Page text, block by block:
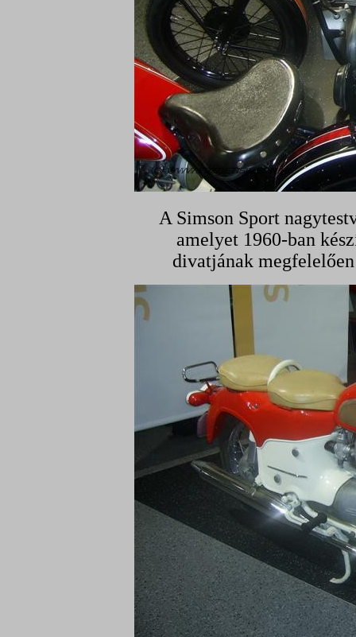
A Simson Sport
amelyet 1960-ban
divatjának